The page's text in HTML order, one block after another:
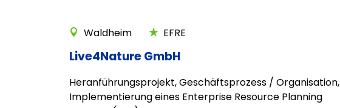
Waldheim EFRE
Live4Nature GmbH
Heranführungsprojekt, Geschäftsprozess / Organisation,
Implementierung eines Enterprise Resource Planning